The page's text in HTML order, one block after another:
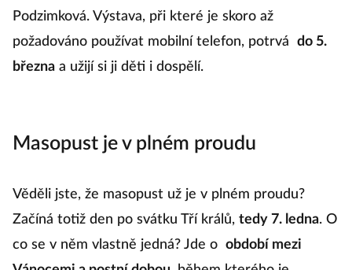
Podzimková. Výstava, při které je skoro až
požadováno používat mobilní telefon, potrvá
do 5.
března a užijí si ji děti i dospělí.
Masopust je v plném proudu
Věděli jste, že masopust už je v plném proudu?
Začíná totiž den po svátku Tří králů, tedy 7. ledna. O
co se v něm vlastně jedná? Jde o období mezi